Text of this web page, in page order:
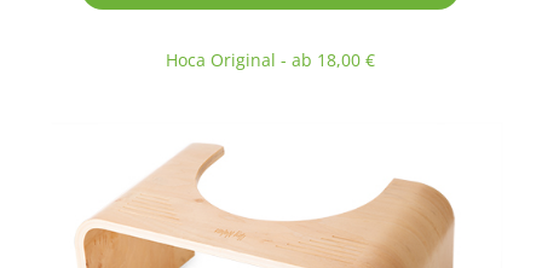
Hoca Original - ab 18,00 €